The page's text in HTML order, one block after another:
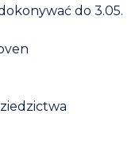
do 3.05.